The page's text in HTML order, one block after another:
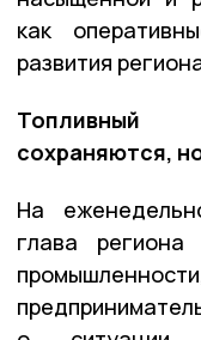
как
развития
Топливный
сохраняются,
На
глава региона